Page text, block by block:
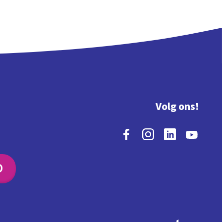
Volg ons!